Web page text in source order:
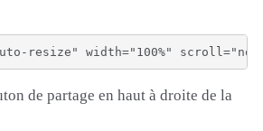
de partage en haut à droite de la